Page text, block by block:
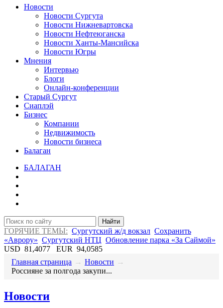
Новости
Новости Сургута
Новости Нижневартовска
Новости Нефтеюганска
Новости Ханты-Мансийска
Новости Югры
Мнения
Интервью
Блоги
Онлайн-конференции
Старый Сургут
Сиаплэй
Бизнес
Компании
Недвижимость
Новости бизнеса
Балаган
БАЛАГАН
Найти
ГОРЯЧИЕ ТЕМЫ: Сургутский ж/д вокзал Сохранить
«Аврору» Сургутский НТЦ Обновление парка «За Саймой»
USD 81,4077 EUR 94,0585
Главная страница → Новости →
Россияне за полгода закупи...
Новости